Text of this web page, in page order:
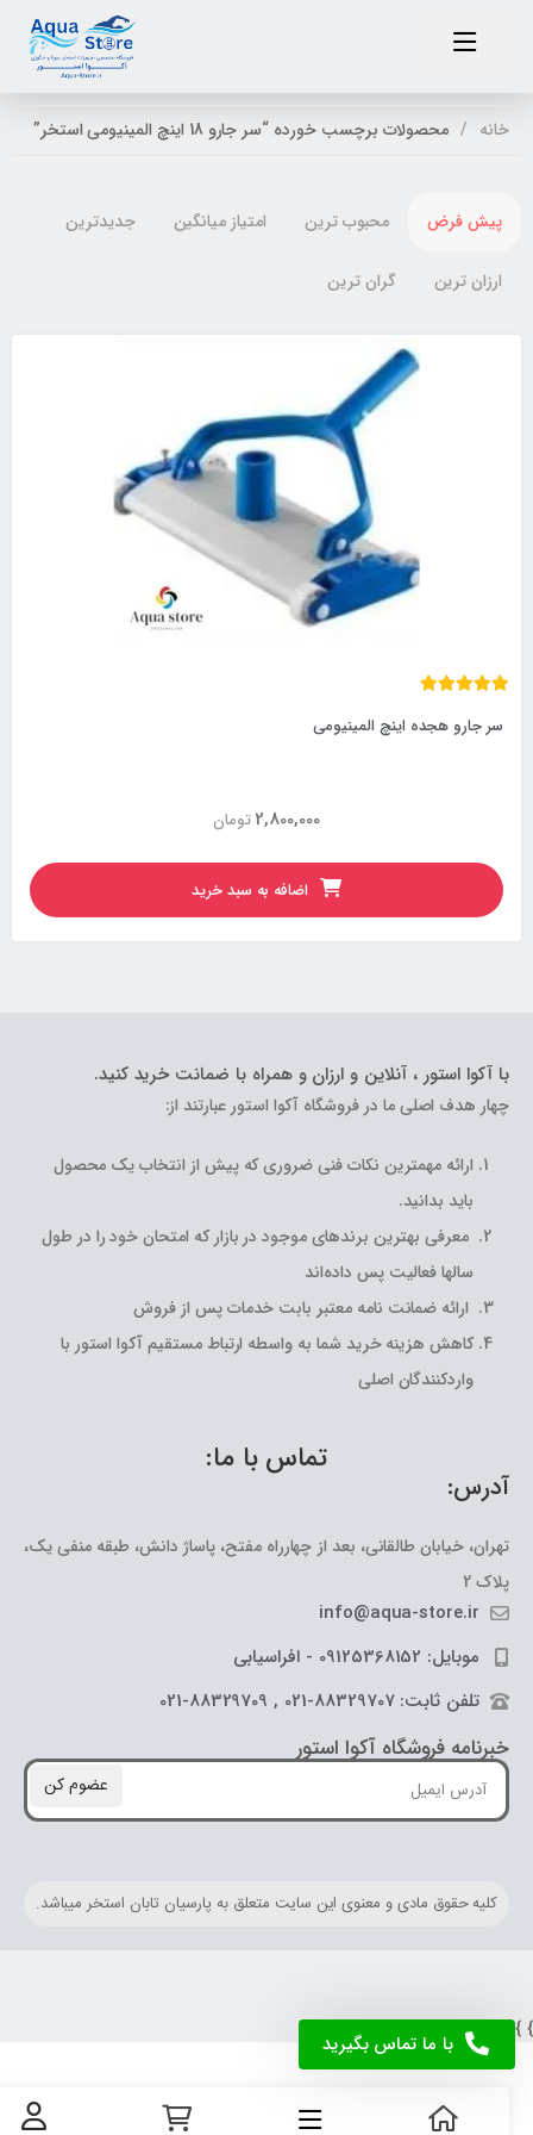
خانه محصولات برچسب خورده “سر جارو 18 اینچ المینیومی استخر”
پیش فرض محبوب ترین امتیاز میانگین جدیدترین
ارزان ترین گران ترین
سر جارو هجده اینچ المینیومی
تومان2,800,000
اضافه به سبد خرید
با آکوا استور ، آنلاین و ارزان و همراه با ضمانت خرید کنید.
چهار هدف اصلی ما در فروشگاه آکوا استور عبارتند از:
ارائه مهمترین نکات فنی ضروری که پیش از انتخاب یک محصول
باید بدانید.
معرفی بهترین برندهای موجود در بازار که امتحان خود را در طول
سالها فعالیت پس داده‌اند
ارائه ضمانت نامه معتبر بابت خدمات پس از فروش
کاهش هزینه خرید شما به واسطه ارتباط مستقیم آکوا استور با
واردکنندگان اصلی
تماس با ما:
آدرس:
تهران، خیابان طالقانی، بعد از چهارراه مفتح، پاساژ دانش، طبقه منفی یک،
پلاک 2
info@aqua-store.ir
موبایل: 09125368152 - افراسیابی
تلفن ثابت: 88329707-021 , 88329709-021
خبرنامه فروشگاه آکوا استور
عضوم کن
کلیه حقوق مادی و معنوی این سایت متعلق به پارسیان تابان استخر میباشد.
} } } } } }
با ما تماس بگیرید